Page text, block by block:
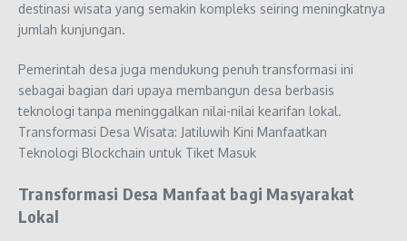
destinasi wisata yang semakin kompleks seiring meningkatnya
jumlah kunjungan.
Pemerintah desa juga mendukung penuh transformasi ini
sebagai bagian dari upaya membangun desa berbasis
teknologi tanpa meninggalkan nilai-nilai kearifan lokal.
Transformasi Desa Wisata: Jatiluwih Kini Manfaatkan
Teknologi Blockchain untuk Tiket Masuk
Transformasi Desa Manfaat bagi Masyarakat
Lokal